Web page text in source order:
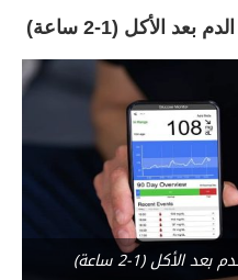
الأكل (1-2 ساعة)